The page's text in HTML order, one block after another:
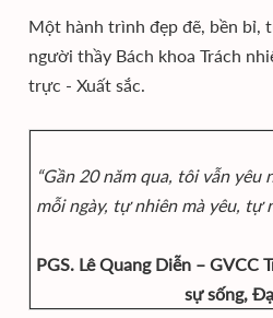
Một hành trình đẹp đẽ, bền bỉ,
người thầy Bách khoa Trách
trực - Xuất sắc.
“Gần 20 năm qua, tôi vẫn
mỗi ngày, tự nhiên mà yêu, tự
PGS. Lê Quang Diễn – GVCC
sự sống,